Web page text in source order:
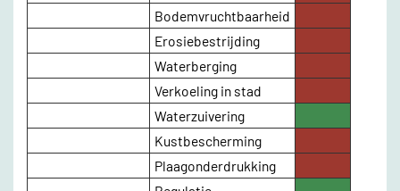
Bodemvruchtbaarheid
Erosiebestrijding
Waterberging
Verkoeling in stad
Waterzuivering
Kustbescherming
Plaagonderdrukking